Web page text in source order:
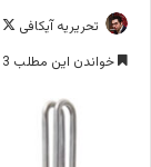
تحریریه آیکافی
خواندن این مطلب 3 دقیقه زمان میبرد